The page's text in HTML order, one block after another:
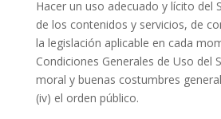
Hacer un uso adecuado y lícito del
de los contenidos y servicios, de
la legislación aplicable en cada
Condiciones Generales de Uso del
moral y buenas costumbres
(iv) el orden público.